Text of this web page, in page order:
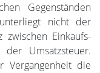
Gegenständen
nicht der
Einkaufs-
der Umsatzsteuer.
Vergangenheit die